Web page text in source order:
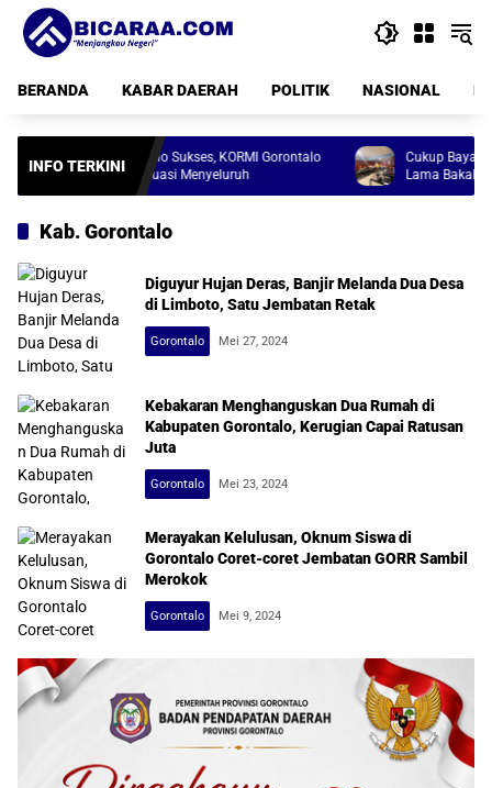
Langsung
konten
BERANDA
KABAR DAERAH POLITIK NASIONAL
INFO TERKINI
Boalemo Sukses, KORMI Gorontalo
Rapat Evaluasi Menyeluruh
Cukup Bayar Tahun Ini,
Lama Bakal Dihapus
Kab. Gorontalo
Diguyur Hujan Deras, Banjir Melanda Dua Desa
di Limboto, Satu Jembatan Retak
Gorontalo Mei 27, 2024
Kebakaran Menghanguskan Dua Rumah di
Kabupaten Gorontalo, Kerugian Capai Ratusan
Juta
Gorontalo Mei 23, 2024
Merayakan Kelulusan, Oknum Siswa di
Gorontalo Coret-coret Jembatan GORR Sambil
Merokok
Gorontalo Mei 9, 2024